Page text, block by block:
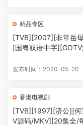
精品专区
[TVB][2007][非常岳
[国粤双语中字
发布时间：2020-05-20
香港电视剧
[TVB][1997][济公][何
V源码/MKV][20集全/